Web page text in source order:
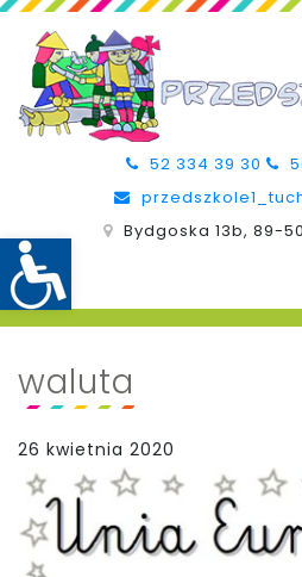
52 334 39 30
Bydgoska 13b, 89-
waluta
26 kwietnia 2020